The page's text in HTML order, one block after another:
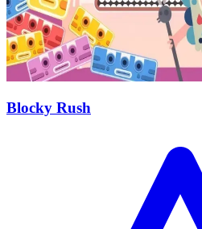
Blocky Rush